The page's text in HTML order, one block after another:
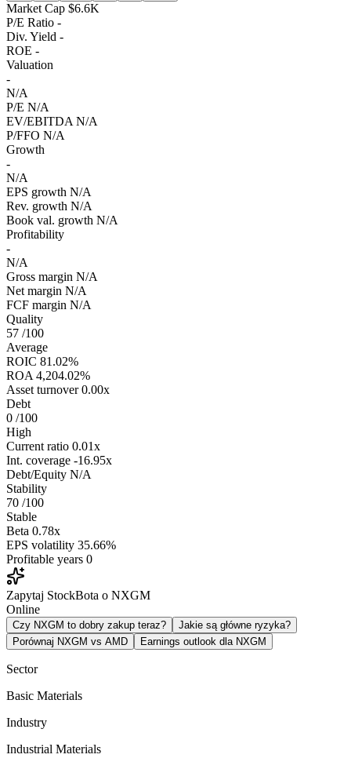
Market Cap $6.6K
P/E Ratio -
Div. Yield -
ROE -
Valuation
-
N/A
P/E N/A
EV/EBITDA N/A
P/FFO N/A
Growth
-
N/A
EPS growth N/A
Rev. growth N/A
Book val. growth N/A
Profitability
-
N/A
Gross margin N/A
Net margin N/A
FCF margin N/A
Quality
57 /100
Average
ROIC 81.02%
ROA 4,204.02%
Asset turnover 0.00x
Debt
0 /100
High
Current ratio 0.01x
Int. coverage -16.95x
Debt/Equity N/A
Stability
70 /100
Stable
Beta 0.78x
EPS volatility 35.66%
Profitable years 0
Zapytaj StockBota o NXGM
Online
Czy NXGM to dobry zakup teraz?
Jakie są główne ryzyka?
Porównaj NXGM vs AMD
Earnings outlook dla NXGM
Sector
Basic Materials
Industry
Industrial Materials